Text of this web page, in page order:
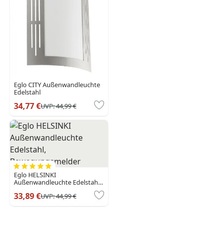
Eglo CITY Außenwandleuchte
Edelstahl
34,77 €UVP:44,99 €
Eglo HELSINKI
Außenwandleuchte Edelstahl,
33,89 €UVP:44,99 €